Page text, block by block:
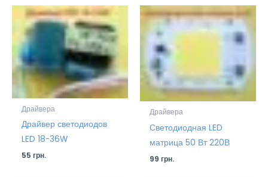
Драйвера
Драйвер светодиодов
LED 18-36W
55грн.
Драйвера
Светодиодная LED
матрица 50 Вт 220В
99грн.